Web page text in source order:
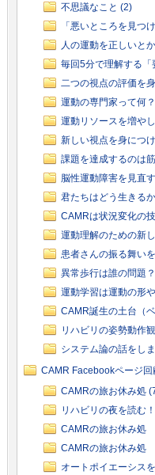
不思議なこと (2)
「悪いところを見つ
人の運動を正しいと
毎回5分で理解する
二つの視点の評価を
運動の専門家って何
運動リソースを増や
新しい視点を身につ
課題を達成するのは
脳性運動障害を見直
君たちはどう生きる
CAMRは状況変化の
運動理解のための新
患者さんの振る舞い
異常歩行は誰の問題
運動学習は運動の形
CAMR誕生の土台（
リハビリの姿勢動作
システム論の話をし
CAMR Facebookページ回
CAMRの旅お休み処
リハビリの夜を読む
CAMRの旅お休み処
CAMRの旅お休み処
オートポイエーシス